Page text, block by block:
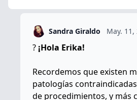
Sandra Giraldo May. 11,
? ¡Hola Erika!
Recordemos que existen
patologías
de procedimientos, y más